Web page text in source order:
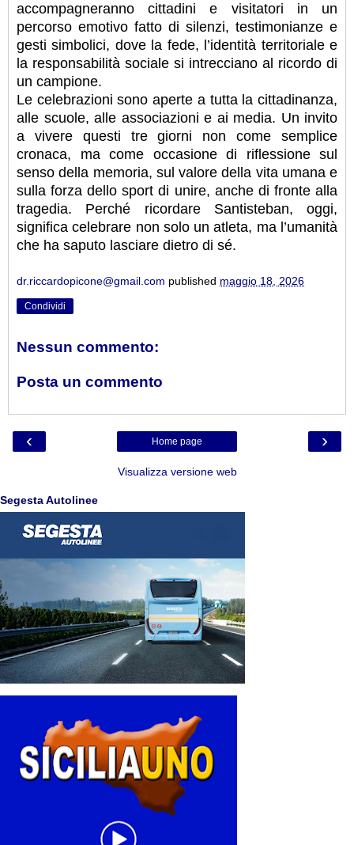
accompagneranno cittadini e visitatori in un
percorso emotivo fatto di silenzi, testimonianze e
gesti simbolici, dove la fede, l’identità territoriale e
la responsabilità sociale si intrecciano al ricordo di
un campione.
Le celebrazioni sono aperte a tutta la cittadinanza,
alle scuole, alle associazioni e ai media. Un invito
a vivere questi tre giorni non come semplice
cronaca, ma come occasione di riflessione sul
senso della memoria, sul valore della vita umana e
sulla forza dello sport di unire, anche di fronte alla
tragedia. Perché ricordare Santisteban, oggi,
significa celebrare non solo un atleta, ma l’umanità
che ha saputo lasciare dietro di sé.
dr.riccardopicone@gmail.com published maggio 18, 2026
Condividi
Nessun commento:
Posta un commento
‹ ›
Home page
Visualizza versione web
Segesta Autolinee